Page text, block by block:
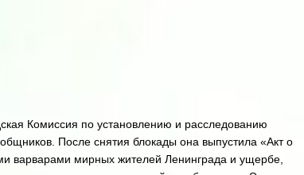
Комиссия по установлению и расследованию
После снятия блокады она выпустила «Акт о
варварами мирных жителей Ленинграда и ущербе,